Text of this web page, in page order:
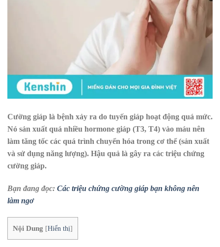
Cường giáp là bệnh xảy ra do tuyến giáp hoạt động quá mức.
Nó sản xuất quá nhiều hormone giáp (T3, T4) vào máu nên
làm tăng tốc các quá trình chuyển hóa trong cơ thể (sản xuất
và sử dụng năng lượng). Hậu quả là gây ra các triệu chứng
cường giáp.
Bạn đang đọc: Các triệu chứng cường giáp bạn không nên
làm ngơ
Nội Dung [Hiển thị]